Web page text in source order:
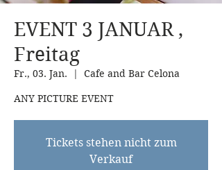
EVENT 3 JANUAR ,
Freitag
Fr., 03. Jan.
  |
Cafe and Bar Celona
ANY PICTURE EVENT
Tickets stehen nicht zum
Verkauf